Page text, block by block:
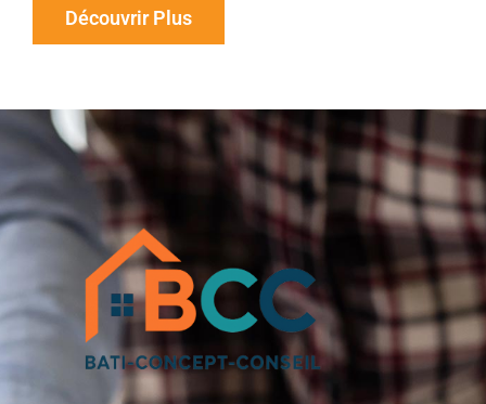
Découvrir Plus